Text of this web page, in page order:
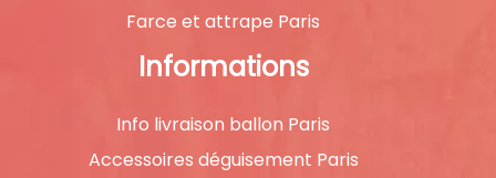
Farce et attrape Paris
Informations
Info livraison ballon Paris
Accessoires déguisement Paris